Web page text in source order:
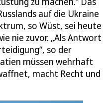
auf die Ukraine
so Wüst, sei heute
nie zuvor. „Als Antwort
so der
müssen wehrhaft
macht Recht und